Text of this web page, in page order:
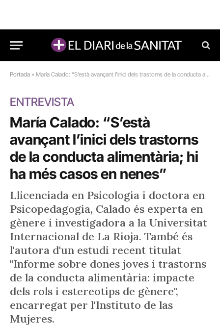
Portada » María Calado: “S’està avançant l’inici dels trastorns de la conducta alimentària; hi ha més casos en nenes”
ENTREVISTA
María Calado: “S’està
avançant l’inici dels trastorns
de la conducta alimentària; hi
ha més casos en nenes”
Llicenciada en Psicologia i doctora en
Psicopedagogia, Calado és experta en
gènere i investigadora a la Universitat
Internacional de La Rioja. També és
l'autora d'un estudi recent titulat
"Informe sobre dones joves i trastorns
de la conducta alimentària: impacte
dels rols i estereotips de gènere",
encarregat per l'Instituto de las
Mujeres.